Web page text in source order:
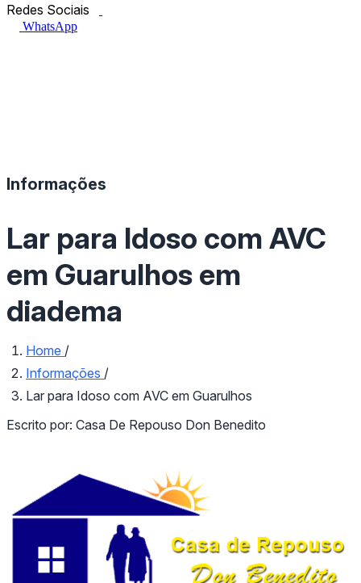
Redes Sociais
WhatsApp
Informações
Lar para Idoso com AVC
em Guarulhos em
diadema
Home /
Informações /
Lar para Idoso com AVC em Guarulhos
Escrito por: Casa De Repouso Don Benedito